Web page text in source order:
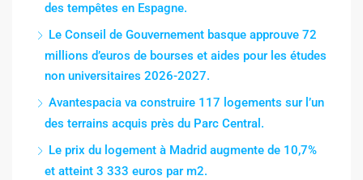
des tempêtes en Espagne.
Le Conseil de Gouvernement basque approuve 72
millions d’euros de bourses et aides pour les études
non universitaires 2026-2027.
Avantespacia va construire 117 logements sur l’un
des terrains acquis près du Parc Central.
Le prix du logement à Madrid augmente de 10,7%
et atteint 3 333 euros par m2.